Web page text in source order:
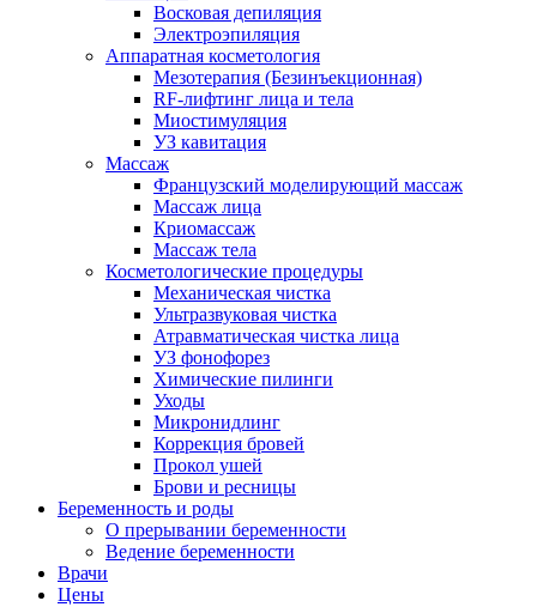
Восковая депиляция
Электроэпиляция
Аппаратная косметология
Мезотерапия (Безинъекционная)
RF-лифтинг лица и тела
Миостимуляция
УЗ кавитация
Массаж
Французский моделирующий массаж
Массаж лица
Криомассаж
Массаж тела
Косметологические процедуры
Механическая чистка
Ультразвуковая чистка
Атравматическая чистка лица
УЗ фонофорез
Химические пилинги
Уходы
Микронидлинг
Коррекция бровей
Прокол ушей
Брови и ресницы
Беременность и роды
О прерывании беременности
Ведение беременности
Врачи
Цены